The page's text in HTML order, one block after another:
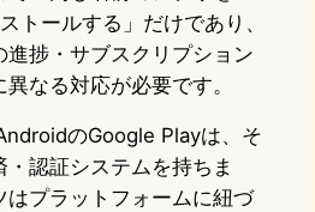
トールする」だけであり、
捗・サブスクリプション
なる対応が必要です。
のGoogle Playは、そ
認証システムを持ちま
はプラットフォームに紐づ